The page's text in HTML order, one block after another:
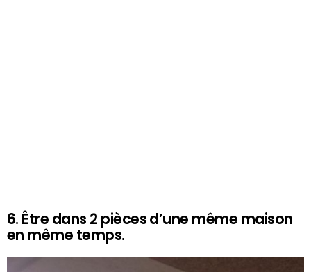
6. Être dans 2 pièces d’une même maison
en même temps.